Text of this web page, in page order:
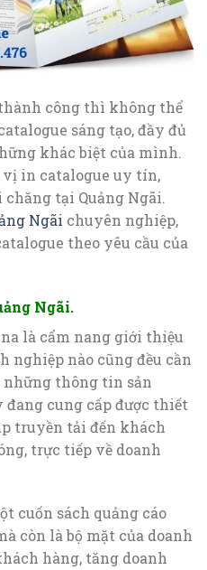
công thì không thể
sáng tạo, đầy đủ
khác biệt của mình.
in catalogue uy tín,
tại Quảng Ngãi.
Ngãi chuyên nghiệp,
theo yêu cầu của
Ngãi.
là cẩm nang giới thiệu
nghiệp nào cũng đều cần
những thông tin sản
cung cấp được thiết
truyền tải đến khách
trực tiếp về doanh
cuốn sách quảng cáo
còn là bộ mặt của doanh
hàng, tăng doanh